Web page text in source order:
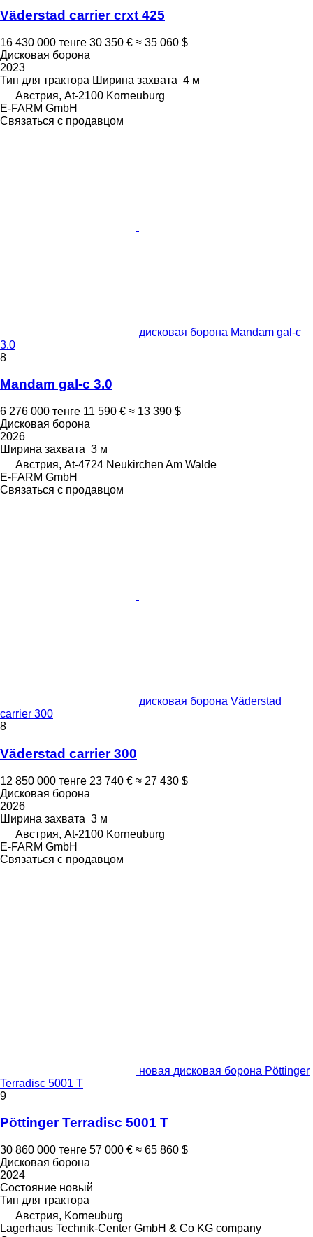
Väderstad carrier crxt 425
16 430 000 тенге 30 350 € ≈ 35 060 $
Дисковая борона
2023
Тип для трактора Ширина захвата 4 м
Австрия, At-2100 Korneuburg
E-FARM GmbH
Связаться с продавцом
дисковая борона Mandam gal-c
3.0
8
Mandam gal-c 3.0
6 276 000 тенге 11 590 € ≈ 13 390 $
Дисковая борона
2026
Ширина захвата 3 м
Австрия, At-4724 Neukirchen Am Walde
E-FARM GmbH
Связаться с продавцом
дисковая борона Väderstad
carrier 300
8
Väderstad carrier 300
12 850 000 тенге 23 740 € ≈ 27 430 $
Дисковая борона
2026
Ширина захвата 3 м
Австрия, At-2100 Korneuburg
E-FARM GmbH
Связаться с продавцом
новая дисковая борона Pöttinger
Terradisc 5001 T
9
Pöttinger Terradisc 5001 T
30 860 000 тенге 57 000 € ≈ 65 860 $
Дисковая борона
2024
Состояние новый
Тип для трактора
Австрия, Korneuburg
Lagerhaus Technik-Center GmbH & Co KG company